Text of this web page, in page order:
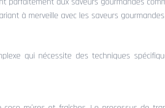
à merveille avec les saveurs
qui nécessite des techniques